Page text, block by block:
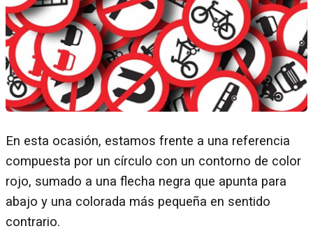
En esta ocasión, estamos frente a una referencia
compuesta por un círculo con un contorno de color
rojo, sumado a una flecha negra que apunta para
abajo y una colorada más pequeña en sentido
contrario.